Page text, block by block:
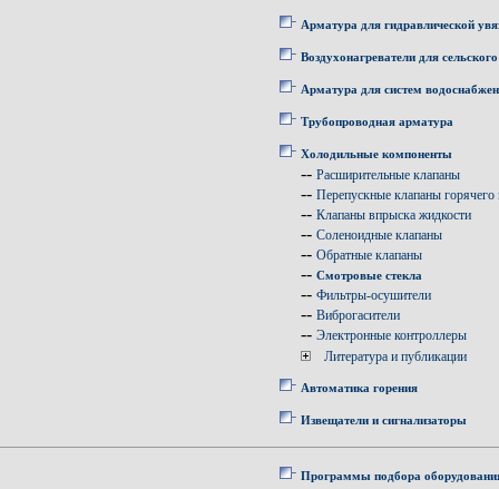
Арматура для гидравлической
Воздухонагреватели для
Арматура для систем
Трубопроводная арматура
Холодильные компоненты
-- Расширительные клапаны
-- Перепускные клапаны горячего
-- Клапаны впрыска жидкости
-- Соленоидные клапаны
-- Обратные клапаны
-- Смотровые стекла
-- Фильтры-осушители
-- Виброгасители
-- Электронные контроллеры
Литература и публикации
Автоматика горения
Извещатели и сигнализаторы
Программы подбора